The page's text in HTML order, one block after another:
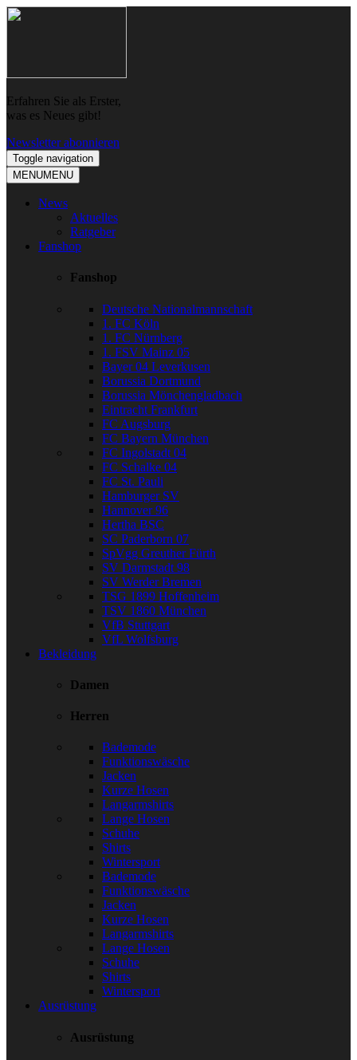
Skip
Skip
Erfahren Sie als Erster,
was es Neues gibt!
Newsletter abonnieren
Toggle navigation
MENUMENU
News
Aktuelles
Ratgeber
Fanshop
Fanshop
Deutsche Nationalmannschaft
1. FC Köln
1. FC Nürnberg
1. FSV Mainz 05
Bayer 04 Leverkusen
Borussia Dortmund
Borussia Mönchengladbach
Eintracht Frankfurt
FC Augsburg
FC Bayern München
FC Ingolstadt 04
FC Schalke 04
FC St. Pauli
Hamburger SV
Hannover 96
Hertha BSC
SC Paderborn 07
SpVgg Greuther Fürth
SV Darmstadt 98
SV Werder Bremen
TSG 1899 Hoffenheim
TSV 1860 München
VfB Stuttgart
VfL Wolfsburg
Bekleidung
Damen
Herren
Bademode
Funktionswäsche
Jacken
Kurze Hosen
Langarmshirts
Lange Hosen
Schuhe
Shirts
Wintersport
Bademode
Funktionswäsche
Jacken
Kurze Hosen
Langarmshirts
Lange Hosen
Schuhe
Shirts
Wintersport
Ausrüstung
Ausrüstung